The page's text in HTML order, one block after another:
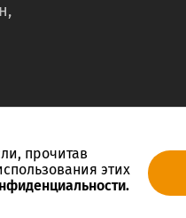
прочитав
этих